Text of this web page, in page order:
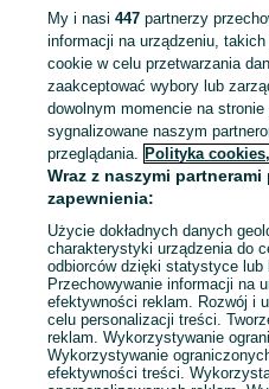
My i nasi447 partnerzy
informacji na urządzeniu,
cookie w celu przetwarzania
zaakceptować wybory lub
dowolnym momencie na
sygnalizowane naszym
przeglądania. Polityka cookies,
Wraz z naszymi
zapewnienia:
Użycie dokładnych danych
charakterystyki urządzenia do
odbiorców dzięki statystyce lub
Przechowywanie informacji na
efektywności reklam. Rozwój i
celu personalizacji treści.
reklam. Wykorzystywanie
Wykorzystywanie
efektywności treści.